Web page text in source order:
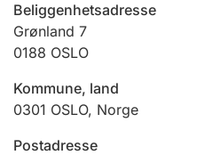
Jeger
Betaling og
Ektepaktveileder
Beliggenhetsadresse
Grønland 7
0188 OSLO
Kommune, land
0301 OSLO, Norge
Postadresse